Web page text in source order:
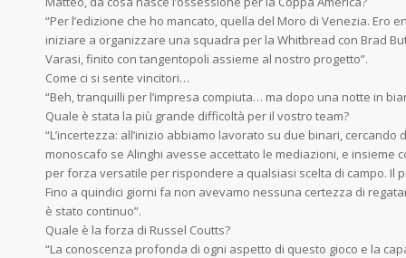
“Per l’edizione che ho mancato, quella del Moro di Venezia. Ero
iniziare a organizzare una squadra per la Whitbread con Brad
Varasi, finito con tangentopoli assieme al nostro progetto”.
Come ci si sente vincitori…
“Beh, tranquilli per l’impresa compiuta… ma dopo una notte in
Quale è stata la più grande difficoltà per il vostro team?
“L’incertezza: all’inizio abbiamo lavorato su due binari,
monoscafo se Alinghi avesse accettato le mediazioni, e insieme
per forza versatile per rispondere a qualsiasi scelta di campo. Il
Fino a quindici giorni fa non avevamo nessuna certezza di
è stato continuo”.
Quale è la forza di Russel Coutts?
“La conoscenza profonda di ogni aspetto di questo gioco e la